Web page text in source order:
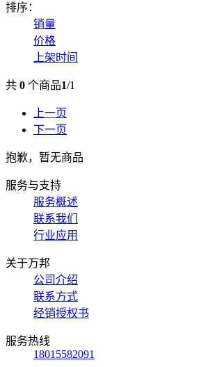
排序：
销量
价格
上架时间
共 0 个商品1/1
上一页
下一页
抱歉，暂无商品
服务与支持
服务概述
联系我们
行业应用
关于万邦
公司介绍
联系方式
经销授权书
服务热线
18015582091